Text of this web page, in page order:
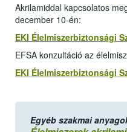
Akrilamiddal kapcsolatos
december 10-én:
EKI Élelmiszerbiztonsági
EFSA konzultáció az
EKI Élelmiszerbiztonsági
Egyéb szakmai